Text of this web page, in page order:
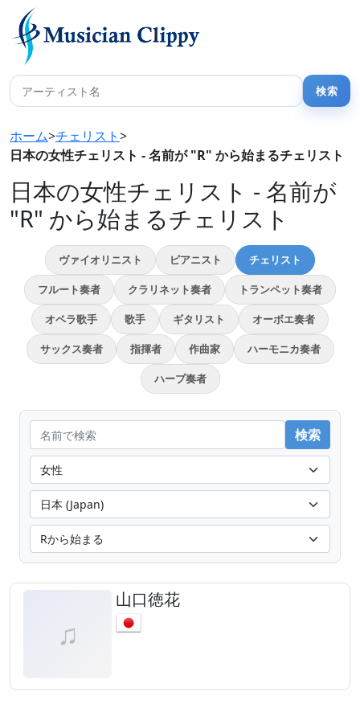
ホーム>チェリスト>
日本の女性チェリスト - 名前が "R" から始まるチェリスト
日本の女性チェリスト - 名前が
"R" から始まるチェリスト
ヴァイオリニスト ピアニスト チェリスト
フルート奏者 クラリネット奏者 トランペット奏者
オペラ歌手 歌手 ギタリスト オーボエ奏者
サックス奏者 指揮者 作曲家 ハーモニカ奏者
ハープ奏者
山口徳花